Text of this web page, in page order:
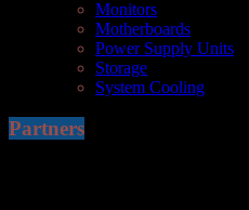
Monitors
Motherboards
Power Supply Units
Storage
System Cooling
Partners